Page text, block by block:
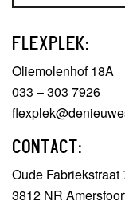
FLEXPLEK:
Oliemolenhof 18A
033 – 303 7926
CONTACT:
Oude Fabriekstraat
3812 NR